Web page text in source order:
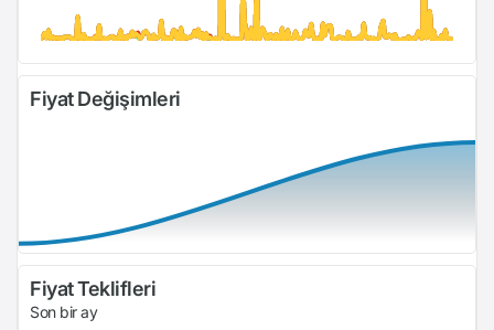
Fiyat Değişimleri
Fiyat Teklifleri
Son bir ay